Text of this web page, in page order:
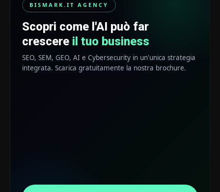
BISMARK.IT AGENCY
Scopri come l'AI può far
crescere il tuo business
SEO, SEM, GEO, AI e Cybersecurity in un'unica strategia
integrata. Scarica gratuitamente la nostra brochure.